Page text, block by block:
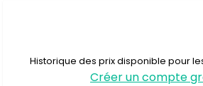
Historique des prix disponible pour
Créer un compte